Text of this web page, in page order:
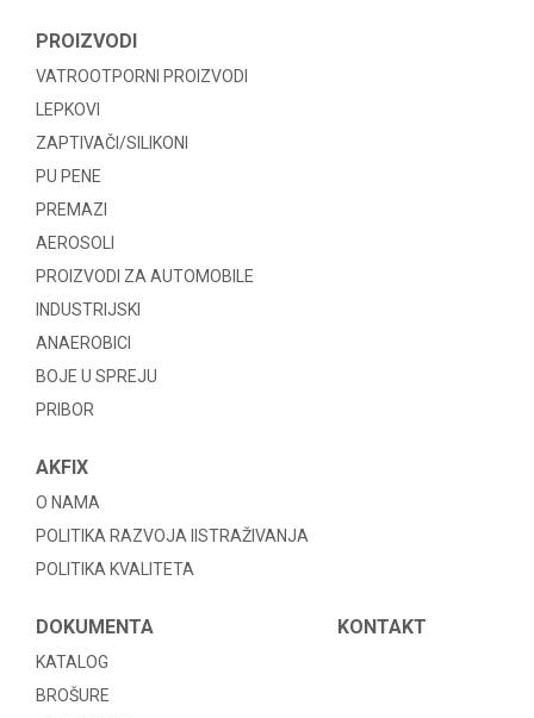
PROIZVODI
VATROOTPORNI PROIZVODI
LEPKOVI
ZAPTIVAČI/SILIKONI
PU PENE
PREMAZI
AEROSOLI
PROIZVODI ZA AUTOMOBILE
INDUSTRIJSKI
ANAEROBICI
BOJE U SPREJU
PRIBOR
AKFIX
O NAMA
POLITIKA RAZVOJA IISTRAŽIVANJA
POLITIKA KVALITETA
DOKUMENTA
KATALOG
BROŠURE
KONTAKT